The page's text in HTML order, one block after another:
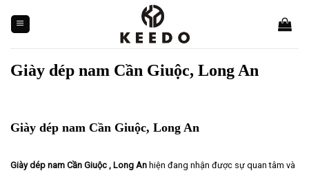
content
Giày dép nam Cần Giuộc, Long An
Giày dép nam Cần Giuộc, Long An
Giày dép nam Cần Giuộc , Long An hiện đang nhận được sự quan tâm và